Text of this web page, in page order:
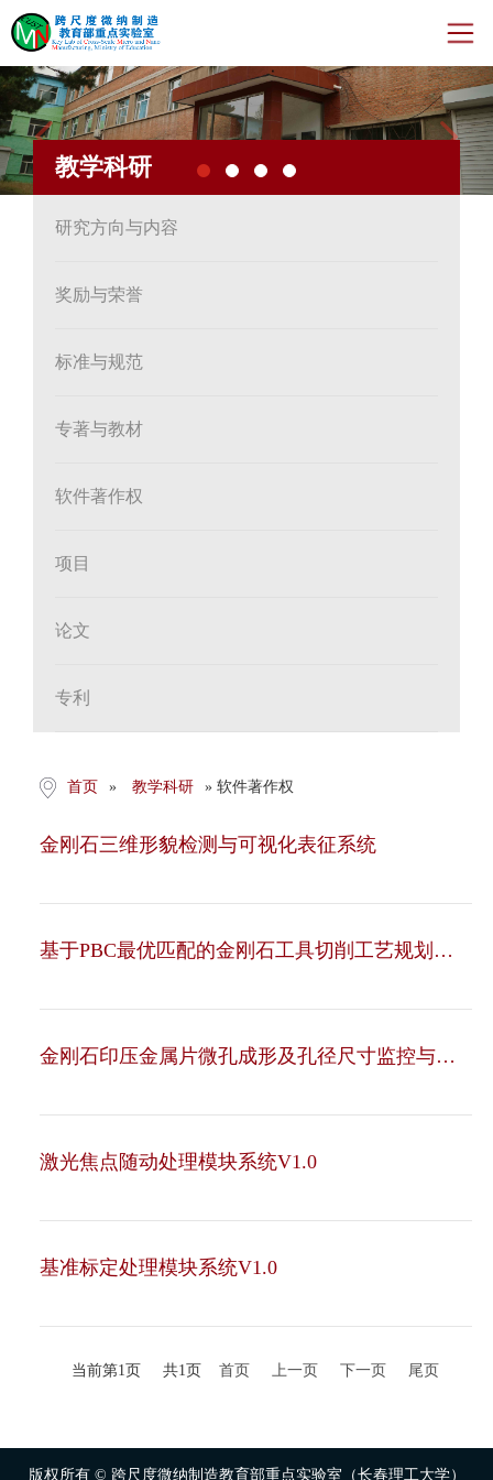
首页
新闻动态
机构人员
Previous
教学科研
研究方向与内容
奖励与荣誉
标准与规范
专著与教材
软件著作权
项目
论文
专利
首页 » 教学科研 » 软件著作权
金刚石三维形貌检测与可视化表征系统
基于PBC最优匹配的金刚石工具切削工艺规划系
金刚石印压金属片微孔成形及孔径尺寸监控与检
激光焦点随动处理模块系统V1.0
基准标定处理模块系统V1.0
当前第1页 共1页首页 上一页 下一页 尾页
版权所有 © 跨尺度微纳制造教育部重点实验室（长春理工大学）